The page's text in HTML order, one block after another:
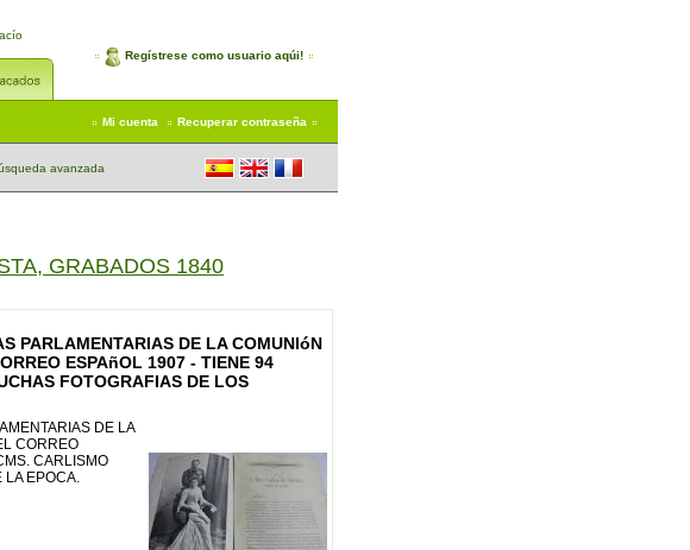
Regístrese como usuario aqúi!
Mi cuenta Recuperar contraseña
avanzada
GRABADOS 1840
PARLAMENTARIAS DE LA COMUNIóN
ESPAñOL 1907 - TIENE 94
FOTOGRAFIAS DE LOS
DE LA
CORREO
CARLISMO
LA EPOCA.